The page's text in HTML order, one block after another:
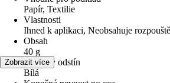
Papír, Textilie
Vlastnosti
Ihned k aplikaci, Neobsahuje
Obsah
40 g
Barevný odstín
Bílá
Zobrazit více